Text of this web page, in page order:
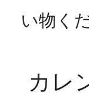
い物く
カレ